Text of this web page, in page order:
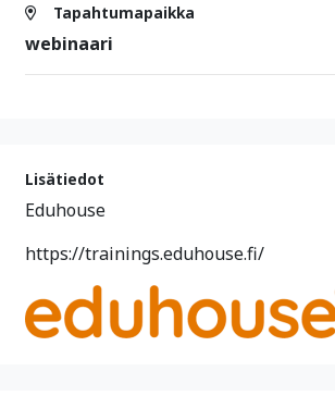
Tapahtumapaikka
webinaari
Lisätiedot
Eduhouse
https://trainings.eduhouse.fi/